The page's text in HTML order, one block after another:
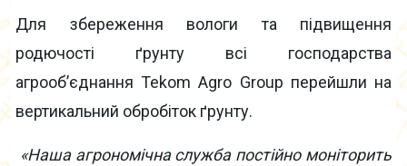
Для збереження вологи та підвищення
родючості ґрунту всі господарства
агрооб’єднання Tekom Agro Group перейшли на
вертикальний обробіток ґрунту.
«Наша агрономічна служба постійно моніторить